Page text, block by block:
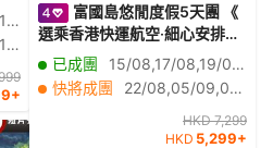
03
富國島悠閒度假5天團 《
選乘香港快運航空‧細心安排地
道特色越南美食 》
已成團
15/08,17/08,19/08,21/08,17/10
快將成團
22/08,05/09,09/09,12/09,16/09,19/09,23/09,26/09,07/10,10/10,14/10,21/10,24/10,28/10,31/10,06/11,13/11,20/11,27/11,11/12
HKD 7,299
HKD 5,299+